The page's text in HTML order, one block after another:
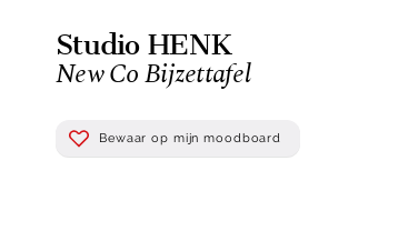
Studio HENK
New Co Bijzettafel
Bewaar op mijn moodboard